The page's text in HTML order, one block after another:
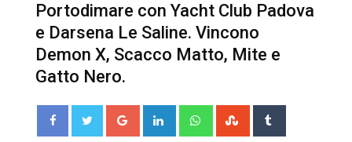
Portodimare con Yacht Club Padova
e Darsena Le Saline. Vincono
Demon X, Scacco Matto, Mite e
Gatto Nero.
Google+ LinkedIn WhatsappStumbleUpon